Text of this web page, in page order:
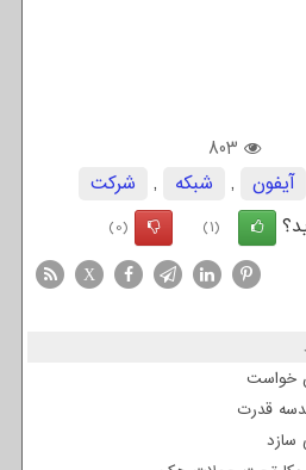
803
آیفون , شبكه ,
شركت
(1)
(0)
X
خواست
قدرت